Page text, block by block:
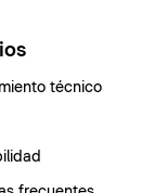
técnico